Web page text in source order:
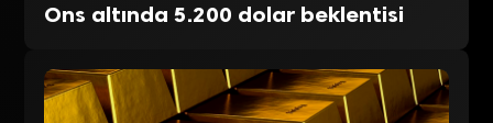
Ons altında 5.200 dolar beklentisi